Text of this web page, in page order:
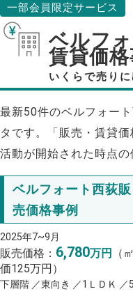
一部会員限定サービス
ベルフ
賃貸価格
いくらで売り
最新50件のベルフォー
タです。「販売・賃貸
活動が開始された時点の
ベルフォート西荻販
売価格事例
2025年7~9月
販売価格： 6,780万円
（
価125万円）
下層階 ／東向き ／1ＬＤＫ ／